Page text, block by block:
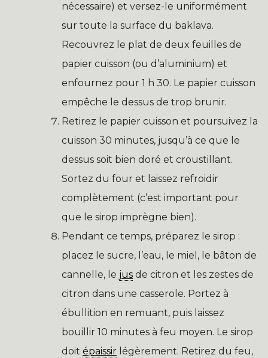
nécessaire) et versez-le uniformément
sur toute la surface du baklava.
Recouvrez le plat de deux feuilles de
papier cuisson (ou d’aluminium) et
enfournez pour 1 h 30. Le papier cuisson
empêche le dessus de trop brunir.
Retirez le papier cuisson et poursuivez la
cuisson 30 minutes, jusqu’à ce que le
dessus soit bien doré et croustillant.
Sortez du four et laissez refroidir
complètement (c’est important pour
que le sirop imprègne bien).
Pendant ce temps, préparez le sirop :
placez le sucre, l’eau, le miel, le bâton de
cannelle, le jus de citron et les zestes de
citron dans une casserole. Portez à
ébullition en remuant, puis laissez
bouillir 10 minutes à feu moyen. Le sirop
doit épaissir légèrement. Retirez du feu,